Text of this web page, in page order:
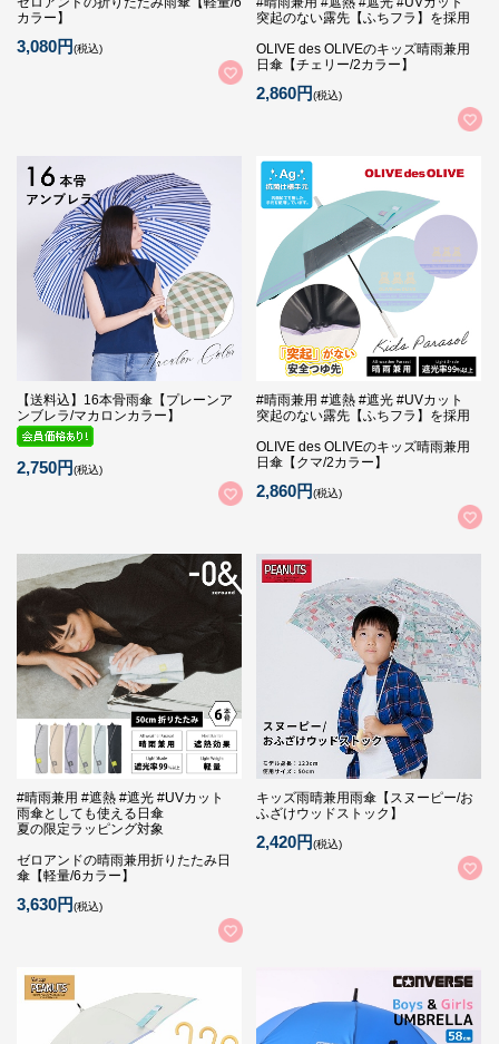
カラー】
3,080円(税込)
突起のない露先【ふちフラ】を採用
OLIVE des OLIVEのキッズ晴雨兼用
日傘【チェリー/2カラー】
2,860円(税込)
【送料込】16本骨雨傘【プレーンア
ンブレラ/マカロンカラー】
2,750円(税込)
#晴雨兼用 #遮熱 #遮光 #UVカット
突起のない露先【ふちフラ】を採用
OLIVE des OLIVEのキッズ晴雨兼用
日傘【クマ/2カラー】
2,860円(税込)
#晴雨兼用 #遮熱 #遮光 #UVカット
雨傘としても使える日傘
夏の限定ラッピング対象
ゼロアンドの晴雨兼用折りたたみ日
傘【軽量/6カラー】
3,630円(税込)
キッズ雨晴兼用雨傘【スヌーピー/お
ふざけウッドストック】
2,420円(税込)